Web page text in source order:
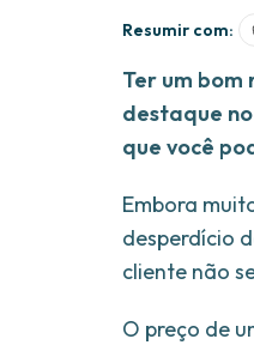
Resumir com:
Ter um
destaque
que você
Embora
desperdício
cliente não
O preço de